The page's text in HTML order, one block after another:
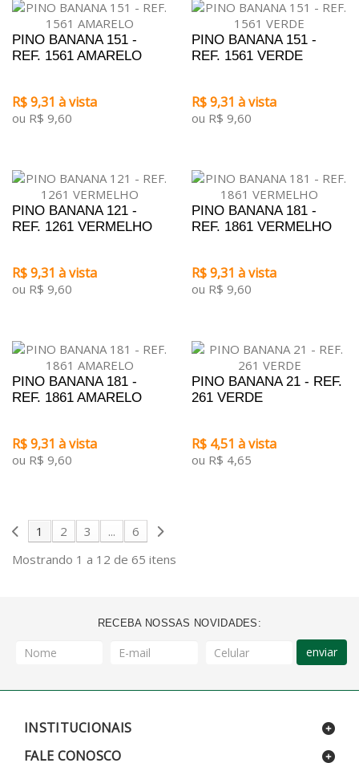
PINO BANANA 151 -
REF. 1561 AMARELO
R$ 9,31 à vista
ou R$ 9,60
PINO BANANA 151 -
REF. 1561 VERDE
R$ 9,31 à vista
ou R$ 9,60
PINO BANANA 121 -
REF. 1261 VERMELHO
R$ 9,31 à vista
ou R$ 9,60
PINO BANANA 181 -
REF. 1861 VERMELHO
R$ 9,31 à vista
ou R$ 9,60
PINO BANANA 181 -
REF. 1861 AMARELO
R$ 9,31 à vista
ou R$ 9,60
PINO BANANA 21 - REF.
261 VERDE
R$ 4,51 à vista
ou R$ 4,65
1 2 3 ...
6
Mostrando 1 a 12 de 65 itens
RECEBA NOSSAS NOVIDADES:
enviar
INSTITUCIONAIS
FALE CONOSCO